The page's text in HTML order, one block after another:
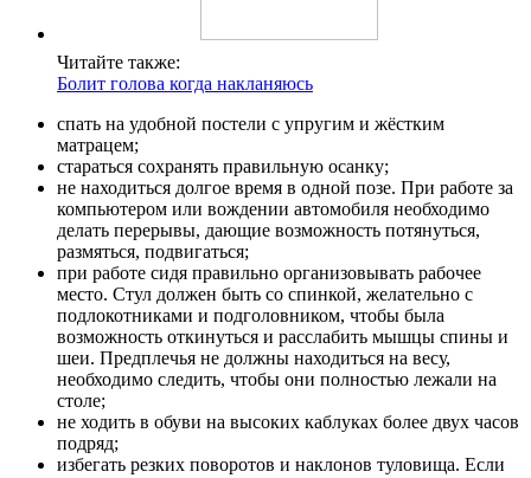
Читайте также:
Болит голова когда накланяюсь
спать на удобной постели с упругим и жёстким
матрацем;
стараться сохранять правильную осанку;
не находиться долгое время в одной позе. При работе за
компьютером или вождении автомобиля необходимо
делать перерывы, дающие возможность потянуться,
размяться, подвигаться;
при работе сидя правильно организовывать рабочее
место. Стул должен быть со спинкой, желательно с
подлокотниками и подголовником, чтобы была
возможность откинуться и расслабить мышцы спины и
шеи. Предплечья не должны находиться на весу,
необходимо следить, чтобы они полностью лежали на
столе;
не ходить в обуви на высоких каблуках более двух часов
подряд;
избегать резких поворотов и наклонов туловища. Если